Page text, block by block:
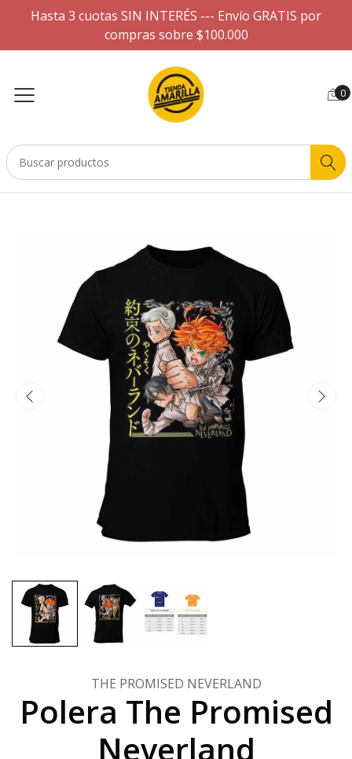
Hasta 3 cuotas SIN INTERÉS --- Envío GRATIS por
compras sobre $100.000
0
THE PROMISED NEVERLAND
Polera The Promised
Neverland